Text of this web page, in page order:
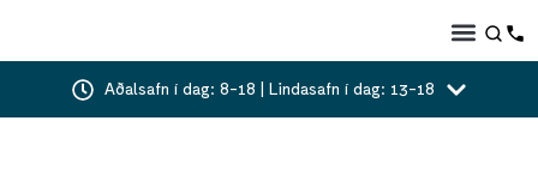
Aðalsafn í dag: 8-18 | Lindasafn í dag: 13-18